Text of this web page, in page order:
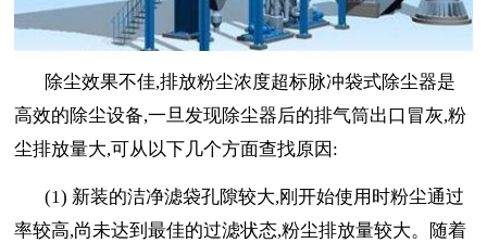
除尘效果不佳,排放粉尘浓度超标脉冲袋式除尘器是
高效的除尘设备,一旦发现除尘器后的排气筒出口冒灰,粉
尘排放量大,可从以下几个方面查找原因:
(1) 新装的洁净滤袋孔隙较大,刚开始使用时粉尘通过
率较高,尚未达到最佳的过滤状态,粉尘排放量较大。随着